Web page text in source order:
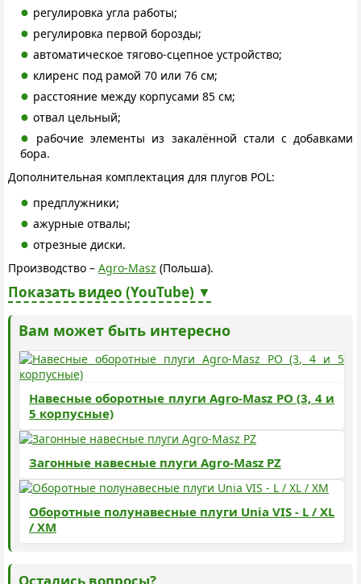
регулировка угла работы;
регулировка первой борозды;
автоматическое тягово-сцепное устройство;
клиренс под рамой 70 или 76 см;
расстояние между корпусами 85 см;
отвал цельный;
рабочие элементы из закалённой стали с добавками
бора.
Дополнительная комплектация для плугов POL:
предплужники;
ажурные отвалы;
отрезные диски.
Производство – Agro-Masz (Польша).
Показать видео (YouTube) ▼
Вам может быть интересно
Навесные оборотные плуги Agro-Masz PO (3, 4 и
5 корпусные)
Загонные навесные плуги Agro-Masz PZ
Оборотные полунавесные плуги Unia VIS - L / XL
/ XM